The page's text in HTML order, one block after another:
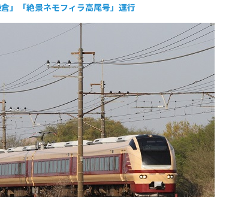
」「絶景ネモフィラ高尾号」運行